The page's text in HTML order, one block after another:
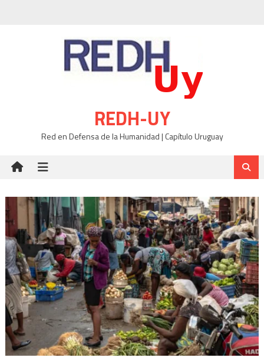
REDH-UY
Red en Defensa de la Humanidad | Capítulo Uruguay